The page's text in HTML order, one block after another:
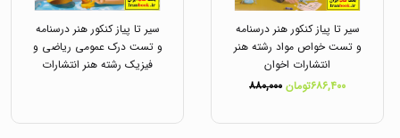
سیر تا پیاز کنکور هنر درسنامه
و تست خواص مواد رشته هنر
انتشارات اخوان
۶۸۶,۴۰۰تومان
۸۸۰,۰۰۰
سیر تا پیاز کنکور هنر درسنامه
و تست درک عمومی ریاضی و
فیزیک رشته هنر انتشارات